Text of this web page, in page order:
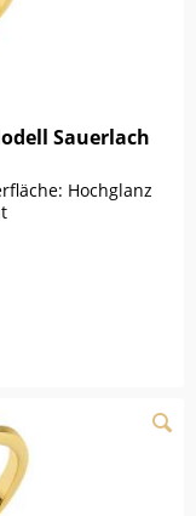
Sauerlach
Hochglanz